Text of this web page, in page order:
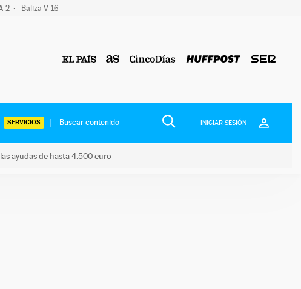
2 Baliza V-16
SERVICIOS INICIAR SESIÓN
ayudas de hasta 4.500 euro